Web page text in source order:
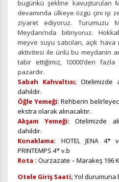
İstatistik Çerezleri
Ziyaretçilerin siteyi nasıl
ölçeriz. Hangi sayfaların
kullanıcıların nerede zorluk
yardımcı olur.
Pazarlama Çerezleri
Size ve ilgi alanlarınıza uygun
kullanılır. Kapatırsanız
edersiniz, ancak daha az alakalı
bugünkü şekline kavuşturulan
devamında ülkeye özgü çini işi
ziyaret ediyoruz. Turumuzu
Meydanı’nda bitiriyoruz.
meyve suyu satıcıları, açık
aktivitesi ile ünlü bu meydanin
tabir ettiğimiz, 10000’den fazla
pazardır.
Sabah Kahvaltısı; Otelimizde
dahildir.
Öğle Yemeği: Rehberin
ekstra olarak alınacaktır.
Akşam Yemeği: Otelimizde
dahildir.
Konaklama: HOTEL JENA 4*
PRINTEMPS 4* v.b
Rota : Ourzazate – Marakeş 196
Otele Giriş Saati; Yol durumuna